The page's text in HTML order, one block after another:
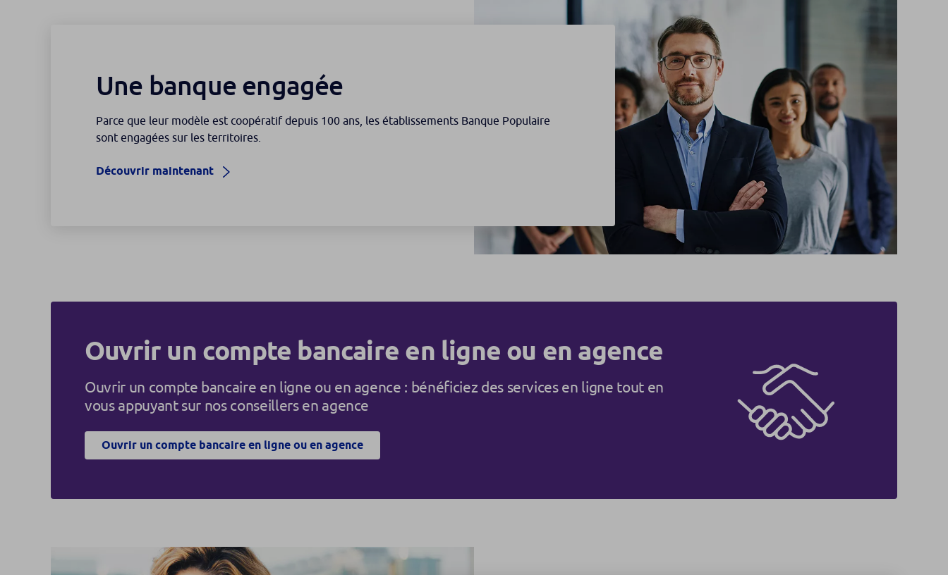
Une banque engagée
Parce que leur modèle est coopératif depuis 100 ans, les établissements Banque Populaire
sont engagées sur les territoires.
Découvrir maintenant
Ouvrir un compte bancaire en ligne ou en agence
Ouvrir un compte bancaire en ligne ou en agence : bénéficiez des services en ligne tout en
vous appuyant sur nos conseillers en agence
Ouvrir un compte bancaire en ligne ou en agence